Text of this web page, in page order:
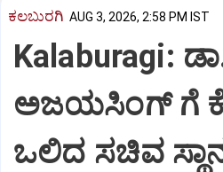
ಕಲಬುರಗಿ AUG 3, 2026, 2:58 PM IST
Kalaburagi:
ಅಜಯಸಿಂಗ್ ಗೆ
ಒಲಿದ ಸಚಿವ